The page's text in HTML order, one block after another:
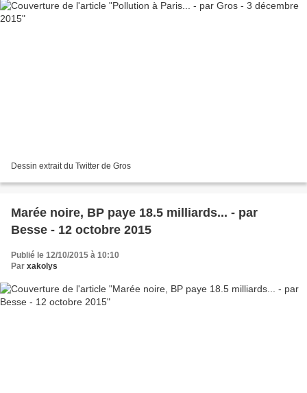
Dessin extrait du Twitter de Gros
Marée noire, BP paye 18.5 milliards... - par
Besse - 12 octobre 2015
Publié le 12/10/2015 à 10:10
Par xakolys